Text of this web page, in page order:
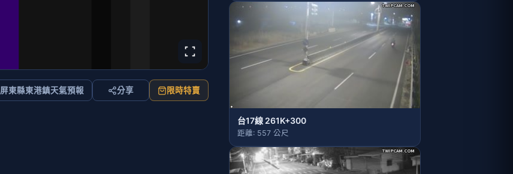
屏東縣東港鎮天氣預報 分享 限時特賣
台17線 261K+300
距離: 557 公尺